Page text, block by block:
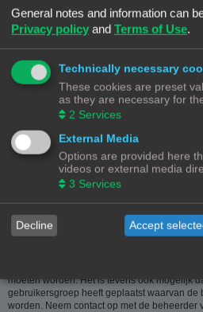
heeft hier dus in geen geval iets mee te
Omhoog
Hoe kan ik berichten aan een moderator
Als de beheerder het toelaat, kun je op de
het bericht. Als je hierop geklikt hebt, moet
volgen om de melding te versturen.
Waarvoor dient de "Opslaan"-knop bij het
Hiermee kun je berichten opslaan om ze
Een opgeslagen bericht kun je, via de
Omhoog
De beheerder kan beslist hebben dat
moeten worden. Het is tevens ook mogelijk
gebruikersgroep heeft geplaatst waarvan
worden. Neem contact op met de beheerder
General notes and information can
Privacy policy and Terms of Use.
Technically necessary
These cookies are preset
as they are necessary for
2 Services
External Media
Options are provided here
videos or external media
3 Services
Decline Accept